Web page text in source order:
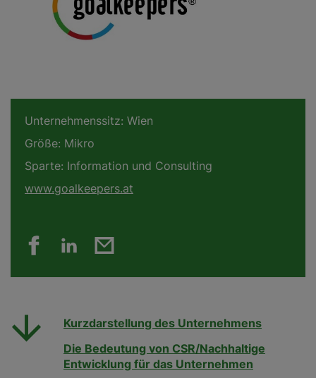
Unternehmenssitz: Wien
Größe: Mikro
Sparte: Information und Consulting
www.goalkeepers.at
Kurzdarstellung des Unternehmens
Die Bedeutung von CSR/Nachhaltige
Entwicklung für das Unternehmen